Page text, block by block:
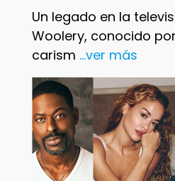
Un legado en la
Woolery, conocido
carism ...ver más